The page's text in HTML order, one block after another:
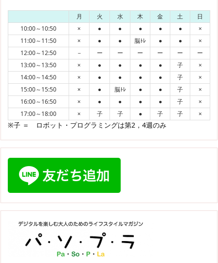
月 火 水 木 金 土
日
10:00～10:50
× ● ● ● ● ●
×
11:00～11:50
× ● ● 脳ﾄﾚ ● ●
×
12:00～12:50
－ ー ー ー ー ー
ー
13:00～13:50
× ● ● ● ● 子
×
14:00～14:50
× ● ● ● ● 子
×
15:00～15:50
× ● 脳ﾄﾚ ● ● 子
×
16:00～16:50
× ● ● ● ● 子
×
17:00～18:00
× 子 子 ● 子 子 ×
※子 ＝ ロボット・プログラミングは第2，4週のみ